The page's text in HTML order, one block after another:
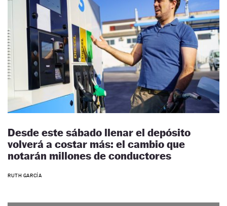
Desde este sábado llenar el depósito
volverá a costar más: el cambio que
notarán millones de conductores
RUTH GARCÍA